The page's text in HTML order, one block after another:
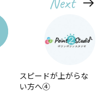
スピードが上がらな
い方へ④